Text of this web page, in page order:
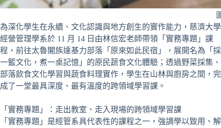
為深化學生在永續、文化認識與地方創生的實作能力，慈濟大學
經營管理學系於 11 月 14 日由林信宏老師帶領「實務專題」課
程，前往太魯閣族達基力部落「原來如此民宿」，展開名為「採
一籃文化，煮一桌記憶」的原民蔬食文化體驗；透過野菜採集、
部落飲食文化學習與蔬食料理實作，學生在山林與廚房之間，完
成了一堂最具深度、最有溫度的跨領域學習課。
「實務專題」：走出教室、走入現場的跨領域學習課
「實務專題」是經管系具代表性的課程之一，強調學以致用、解